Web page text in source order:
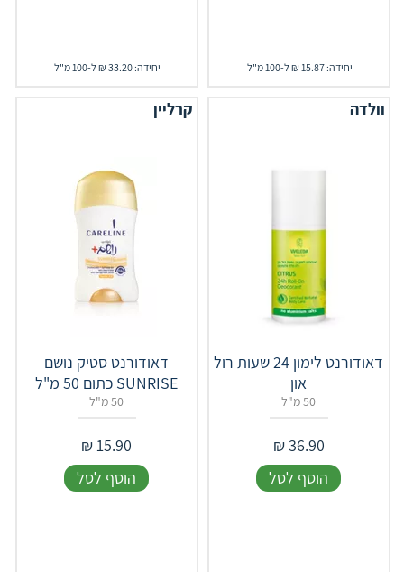
יחידה: 15.87 ₪ ל-100 מ"ל יחידה: 33.20 ₪ ל-100 מ"ל
וולדה
דאודורנט לימון 24 שעות רול
און
50 מ"ל
36.90
₪
הוסף לסל
קרליין
דאודורנט סטיק נושם
SUNRISE כתום 50 מ"ל
50 מ"ל
15.90
₪
הוסף לסל